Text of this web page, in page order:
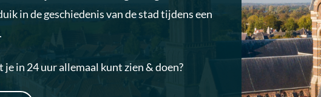
in de geschiedenis van de stad tijdens een
in 24 uur allemaal kunt zien & doen?